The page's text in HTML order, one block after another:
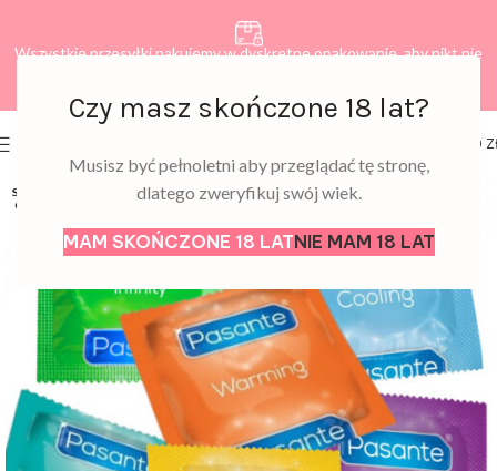
Czy masz skończone 18 lat?
Musisz być pełnoletni aby przeglądać tę stronę,
dlatego zweryfikuj swój wiek.
MAM SKOŃCZONE 18 LATNIE MAM 18 LAT
Wszystkie przesyłki pakujemy w dyskretne opakowanie, aby nikt nie
0,00
SOLD
OUT